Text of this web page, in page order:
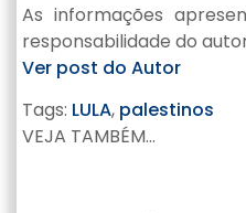
As informações
responsabilidade do
Ver post do Autor
Tags: LULA, palestinos
VEJA TAMBÉM...